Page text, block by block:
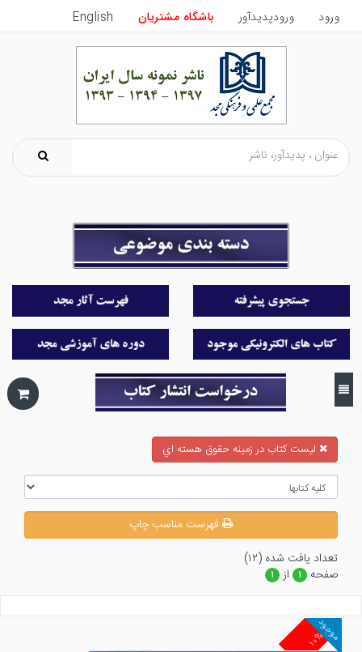
ورود ورودپدیدآور باشگاه مشتریان English
ليست كتاب در زمينه حقوق هسته اي
فهرست مناسب چاپ
تعداد يافت شده (۱۲)
صفحه
۱ از ۱
۱۰%
موجود